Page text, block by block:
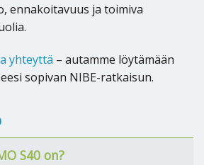
ennakoitavuus ja toimiva
yhteyttä – autamme löytämään
sopivan NIBE-ratkaisun.
S40 on?